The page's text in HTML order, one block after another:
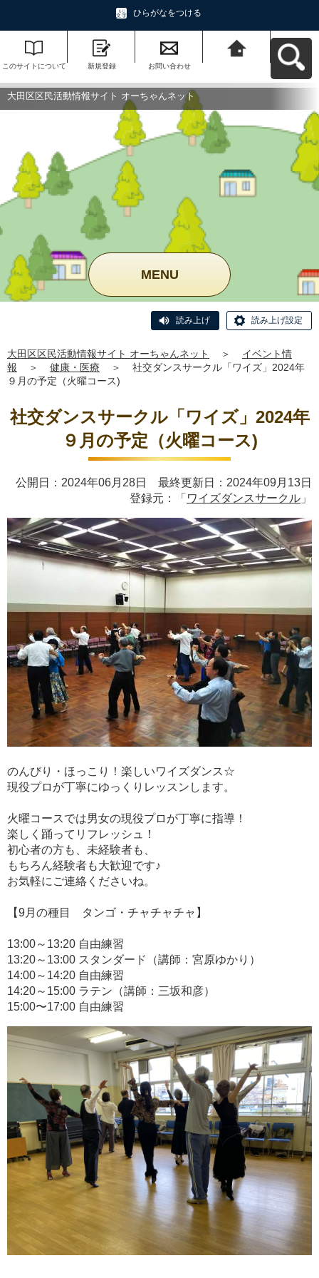
ひらがなをつける
このサイトについて 新規登録 お問い合わせ
ットへ戻る
大田区区民活動情報サイト オーちゃんネット
MENU
読み上げ 読み上げ設定
大田区区民活動情報サイト オーちゃんネット ＞
イベント情
報
＞ 健康・医療 ＞
社交ダンスサークル「ワイズ」2024年
９月の予定（火曜コース)
社交ダンスサークル「ワイズ」2024年
９月の予定（火曜コース)
公開日：2024年06月28日 最終更新日：2024年09月13日
登録元：「 ワイズダンスサークル 」
のんびり・ほっこり！楽しいワイズダンス☆
現役プロが丁寧にゆっくりレッスンします。
火曜コースでは男女の現役プロが丁寧に指導！
楽しく踊ってリフレッシュ！
初心者の方も、未経験者も、
もちろん経験者も大歓迎です♪
お気軽にご連絡くださいね。
【9月の種目 タンゴ・チャチャチャ】
13:00～13:20 自由練習
13:20～13:00 スタンダード（講師：宮原ゆかり）
14:00～14:20 自由練習
14:20～15:00 ラテン（講師：三坂和彦）
15:00〜17:00 自由練習